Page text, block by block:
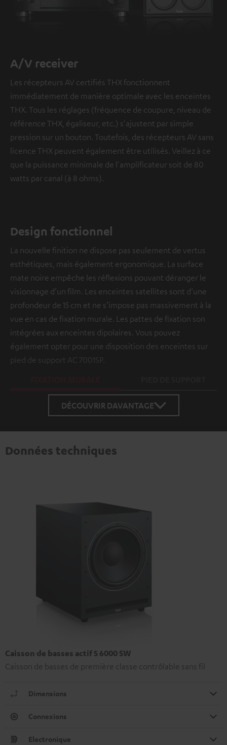
A/V receiver
Les récepteurs AV certifiés THX fonctionnent
immédiatement de manière optimale avec les enceintes
THX. Tous les réglages (fréquence de coupure, niveau de
référence THX, égaliseur, etc.) s'ajustent par simple
pression sur un bouton. Toutefois, des récepteurs AV sans
licence THX peuvent également être utilisés. Veillez à ce
que la puissance minimale de l'amplificateur soit de 80
watts par canal (à 8 ohms).
Design fonctionnel
La nouvelle finition ne dispose pas seulement de vertus
esthétiques, mais également ergonomique. La surface
mate noire empêche les réflexions pouvant déranger le
visionnage d’un film. Les enceintes satellites sont d’une
profondeur de 15 cm et ne s’impose pas massivement à la
vue en cas de fixation murale. Les pattes de fixation son
intégrées aux enceintes dipolaires. Vous pouvez
également opter pour une disposition des enceintes sur
pied de support AC 7001SP.
DÉCOUVRIR DAVANTAGE
Données techniques
Caisson de basses actif S 6000 SW
Caisson de basses de première classe contrôlable sans fil
Dimensions
Connexions
Electronique